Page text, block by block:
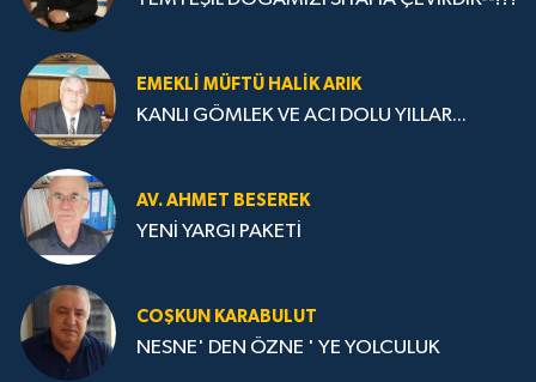
EMEKLI MÜFTÜ HALIK ARIK
KANLI GÖMLEK VE ACI DOLU YILLAR...
AV. AHMET BESEREK
YENİ YARGI PAKETİ
COŞKUN KARABULUT
NESNE' DEN ÖZNE ' YE YOLCULUK